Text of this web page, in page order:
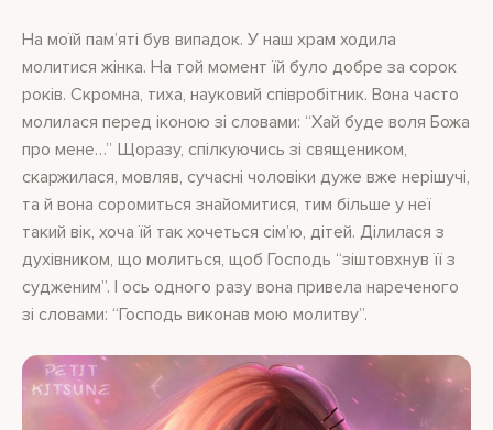
На моїй пам’яті був випадок. У наш храм ходила
молитися жінка. На той момент їй було добре за сорок
років. Скромна, тиха, науковий співробітник. Вона часто
молилася перед іконою зі словами: “Хай буде воля Божа
про мене…” Щоразу, спілкуючись зі священиком,
скаржилася, мовляв, сучасні чоловіки дуже вже нерішучі,
та й вона соромиться знайомитися, тим більше у неї
такий вік, хоча їй так хочеться сім’ю, дітей. Ділилася з
духівником, що молиться, щоб Господь “зіштовхнув її з
судженим”. І ось одного разу вона привела нареченого
зі словами: “Господь виконав мою молитву”.